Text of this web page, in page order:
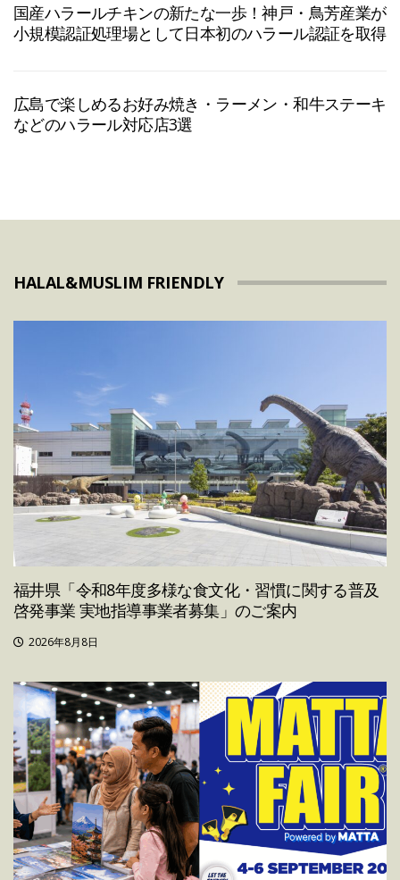
国産ハラールチキンの新たな一歩！神戸・鳥芳産業が
小規模認証処理場として日本初のハラール認証を取得
広島で楽しめるお好み焼き・ラーメン・和牛ステーキ
などのハラール対応店3選
HALAL&MUSLIM FRIENDLY
福井県「令和8年度多様な食文化・習慣に関する普及
啓発事業 実地指導事業者募集」のご案内
2026年8月8日